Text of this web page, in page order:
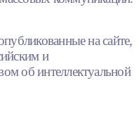
на сайте,
и
об интеллектуальной